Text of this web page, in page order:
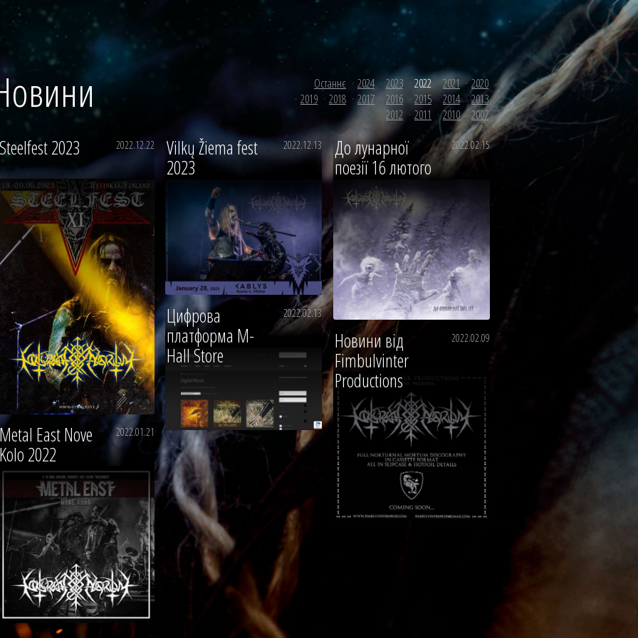
Останнє 2024 2023 2022 2021
2020
2019
2018 2017 2016 2015 2014
2013
2012
2011 2010 2007
2022.12.22
Steelfest 2023 2022.12.13
Vilkų Žiema fest
2023
2022.02.15
До лунарної
поезії 16 лютого
2022.02.13
Цифрова
платформа M-
Hall Store
2022.02.09
Новини від
Fimbulvinter
Productions
2022.01.21
Metal East Nove
Kolo 2022